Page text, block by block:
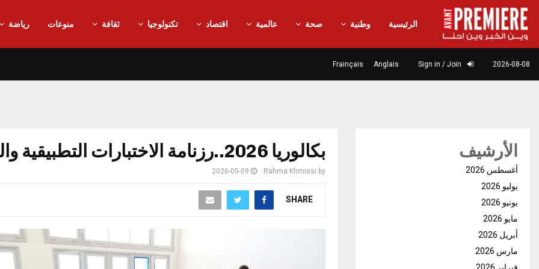
الرئيسية وطنية صحة عالمية اقتصاد تكنولوجيا ثقافة منوعات رياضة
2026-08-08
Anglais
Frainçais
بكالوريا 2026..رزنامة الاختبارات التطبيقية والشفوية
by
Rahma Khmissi
2026-05-09
SHARE
الأرشيف
أغسطس 2026
يوليو 2026
يونيو 2026
مايو 2026
أبريل 2026
مارس 2026